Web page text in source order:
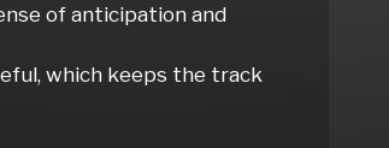
of anticipation and
which keeps the track